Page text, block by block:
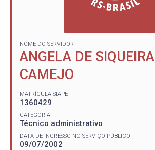
NOME DO SERVIDOR
ANGELA DE SIQUEIRA
CAMEJO
MATRÍCULA SIAPE
1360429
CATEGORIA
Técnico administrativo
DATA DE INGRESSO NO SERVIÇO PÚBLICO
09/07/2002